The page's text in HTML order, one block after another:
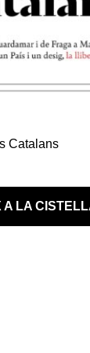
Catalans
A LA